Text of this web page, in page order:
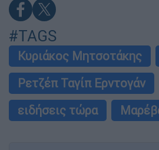
#TAGS
Κυριάκος Μητσοτάκης
Ρετζέπ Ταγίπ Ερντογάν
ειδήσεις τώρα